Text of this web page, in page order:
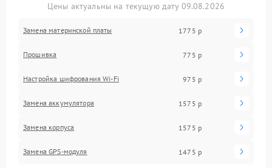
Цены актуальны на текущую дату 09.08.2026
Замена материнской платы 1775 р
Прошивка 775 р
Настройка шифрования Wi-Fi 975 р
Замена аккумулятора 1575 р
Замена корпуса 1575 р
Замена GPS-модуля 1475 р